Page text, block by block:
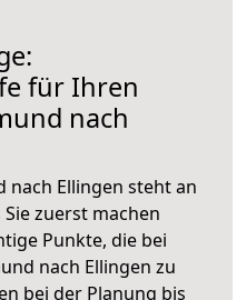
für Ihren
nach
Ellingen steht an
zuerst machen
Punkte, die bei
nach Ellingen zu
bei der Planung bis